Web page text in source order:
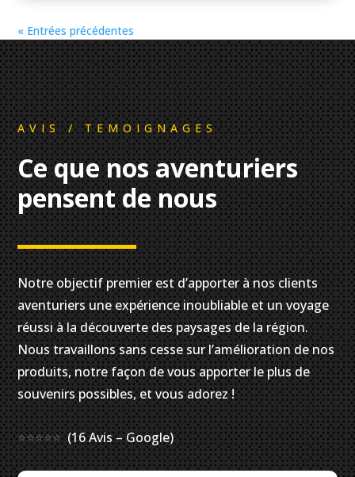
« Entrées précédentes
AVIS / TEMOIGNAGES
Ce que nos aventuriers
pensent de nous
Notre objectif premier est d’apporter à nos clients
aventuriers une expérience inoubliable et un voyage
réussi à la découverte des paysages de la région.
Nous travaillons sans cesse sur l’amélioration de nos
produits, notre façon de vous apporter le plus de
souvenirs possibles, et vous adorez !
⭐⭐⭐⭐⭐(16 Avis – Google)